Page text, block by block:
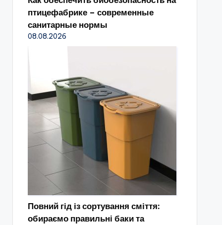
птицефабрике – современные
санитарные нормы
08.08.2026
Повний гід із сортування сміття:
обираємо правильні баки та